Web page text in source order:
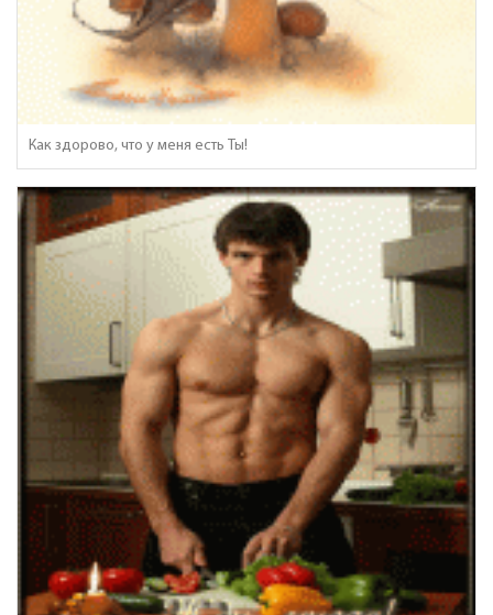
Как здорово, что у меня есть Ты!